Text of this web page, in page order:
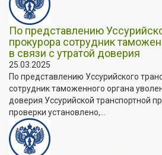
По представлению
прокурора сотрудник
в связи с утратой доверия
25.03.2025
По представлению Уссурийского
сотрудник таможенного органа
доверия Уссурийской транспортной
проверки установлено,...